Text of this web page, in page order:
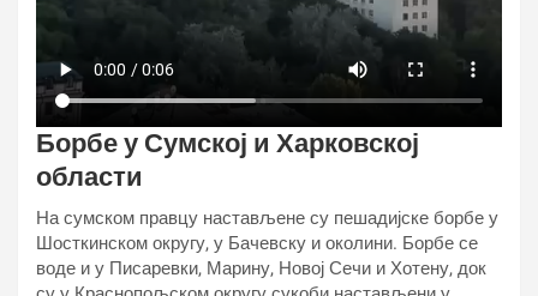
Борбе у Сумској и Харковској
области
На сумском правцу настављене су пешадијске борбе у
Шосткинском округу, у Бачевску и околини. Борбе се
воде и у Писаревки, Марину, Новој Сечи и Хотену, док